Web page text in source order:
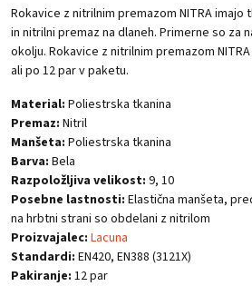
Rokavice z nitrilnim premazom NITRA
in nitrilni premaz na dlaneh. Primerne so za
okolju. Rokavice z nitrilnim premazom
ali po 12 par v paketu.
Material: Poliestrska tkanina
Premaz: Nitril
Manšeta: Poliestrska tkanina
Barva: Bela
Razpoložljiva velikost: 9, 10
Posebne lastnosti: Elastična manšeta,
na hrbtni strani so obdelani z nitrilom
Proizvajalec: Lacuna
Standardi: EN420, EN388 (3121X)
Pakiranje: 12 par